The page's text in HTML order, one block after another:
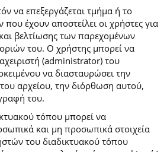
να επεξεργάζεται τμήμα ή το
έχουν αποστείλει οι χρήστες για
βελτίωσης των παρεχομένων
του. Ο χρήστης μπορεί να
(administrator) του
να διασταυρώσει την
αρχείου, την διόρθωση αυτού,
του.
τόπου μπορεί να
και μη προσωπικά στοιχεία
του διαδικτυακού τόπου